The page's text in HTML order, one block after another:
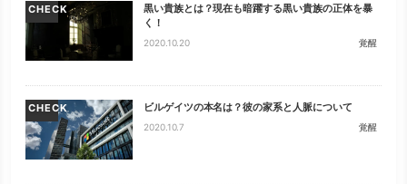
CHECK
黒い貴族とは？現在も暗躍する黒い貴族の正体を暴
く！
2020.10.20 覚醒
CHECK ビルゲイツの本名は？彼の家系と人脈について
2020.10.7 覚醒